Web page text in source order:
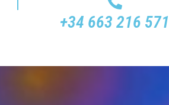
+34 663 216 571